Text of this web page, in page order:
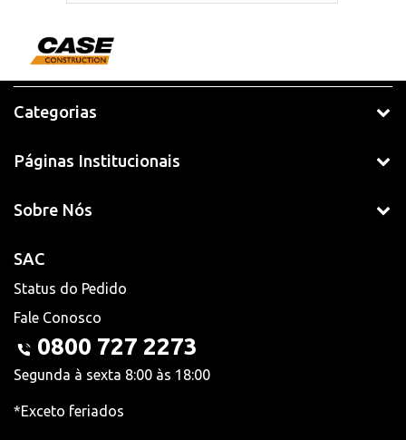
Categorias
Páginas Institucionais
Sobre Nós
SAC
Status do Pedido
Fale Conosco
0800 727 2273
Segunda à sexta 8:00 às 18:00
*Exceto feriados